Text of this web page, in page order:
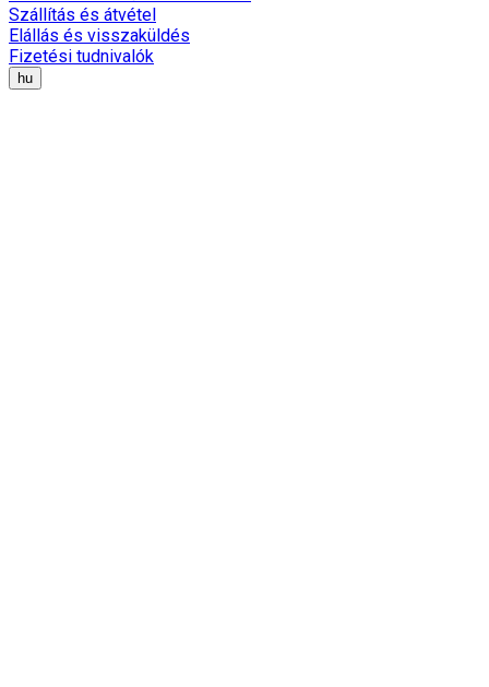
Szállítás és átvétel
Elállás és visszaküldés
Fizetési tudnivalók
hu